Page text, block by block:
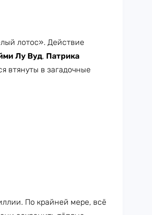
лотос». Действие
Лу Вуд, Патрика
втянуты в загадочные
По крайней мере, всё